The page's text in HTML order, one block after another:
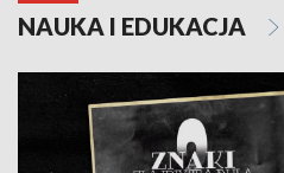
NAUKA I EDUKACJA